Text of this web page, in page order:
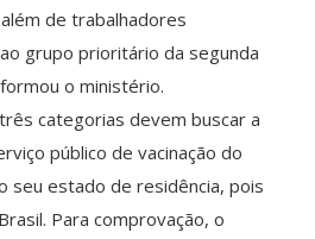
de trabalhadores
grupo prioritário da segunda
o ministério.
categorias devem buscar a
público de vacinação do
seu estado de residência, pois
Para comprovação, o